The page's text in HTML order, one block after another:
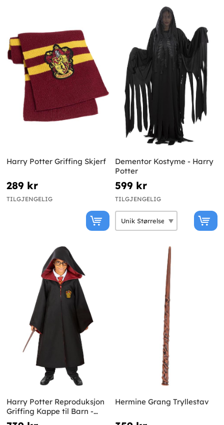
Harry Potter Griffing Skjerf
289 kr
TILGJENGELIG
Dementor Kostyme - Harry
Potter
599 kr
TILGJENGELIG
Harry Potter Reproduksjon
Griffing Kappe til Barn -
Diamond Edition
Hermine Grang Tryllestav